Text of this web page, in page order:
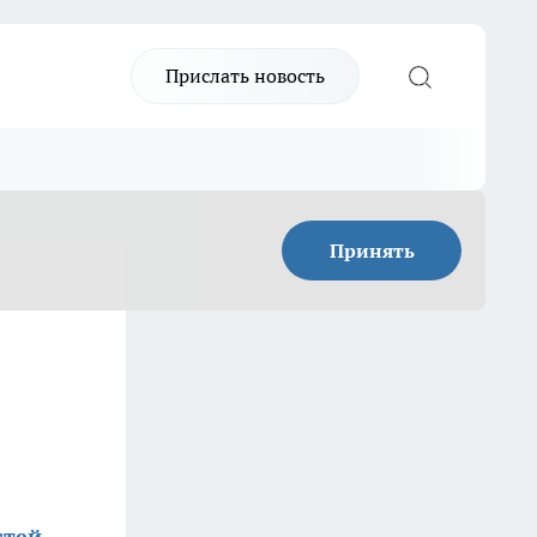
Прислать новость
Принять